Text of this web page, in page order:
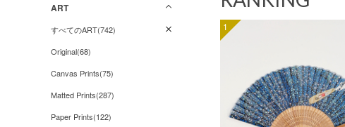
ART
すべてのART(742)
Original(68)
Canvas Prints(75)
Matted Prints(287)
Paper Prints(122)
1